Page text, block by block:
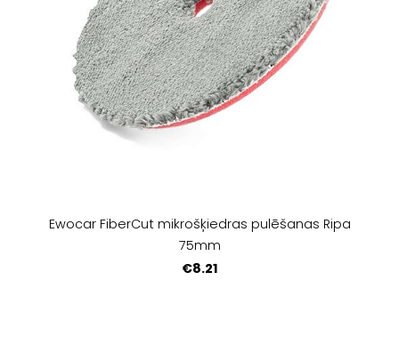
Ewocar FiberCut mikrošķiedras pulēšanas Ripa
75mm
€8.21